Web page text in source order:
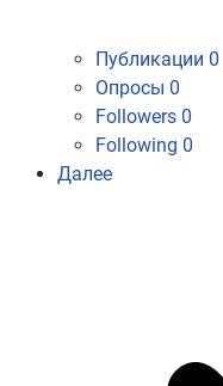
Публикации 0
Опросы 0
Followers 0
Following 0
Далее